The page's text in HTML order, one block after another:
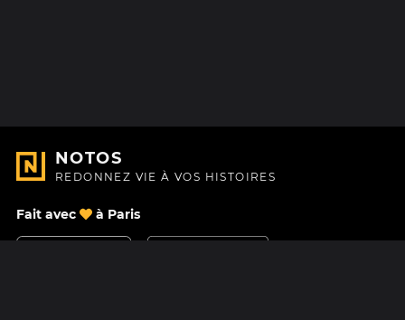
NOTOS
REDONNEZ VIE À VOS HISTOIRES
Fait avec à Paris